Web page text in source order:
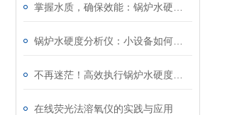
在线荧光法溶氧仪的实践与应用